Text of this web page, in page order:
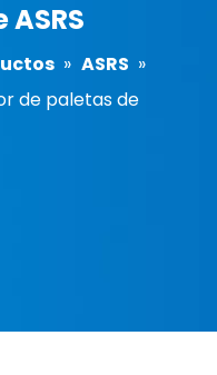
» ASRS »
de paletas de